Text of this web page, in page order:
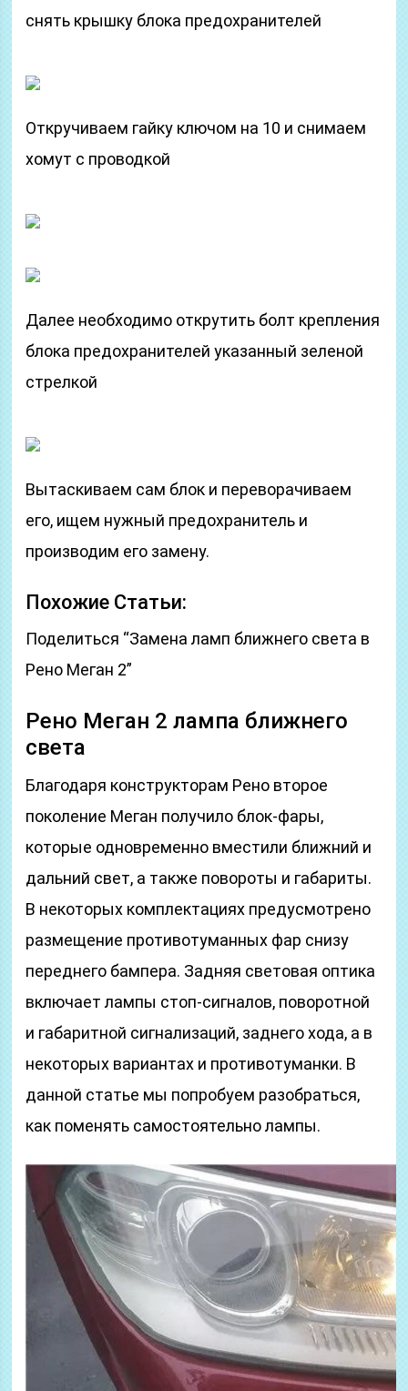
снять крышку блока предохранителей
Откручиваем гайку ключом на 10 и снимаем
хомут с проводкой
Далее необходимо открутить болт крепления
блока предохранителей указанный зеленой
стрелкой
Вытаскиваем сам блок и переворачиваем
его, ищем нужный предохранитель и
производим его замену.
Похожие Статьи:
Поделиться “Замена ламп ближнего света в
Рено Меган 2”
Рено Меган 2 лампа ближнего
света
Благодаря конструкторам Рено второе
поколение Меган получило блок-фары,
которые одновременно вместили ближний и
дальний свет, а также повороты и габариты.
В некоторых комплектациях предусмотрено
размещение противотуманных фар снизу
переднего бампера. Задняя световая оптика
включает лампы стоп-сигналов, поворотной
и габаритной сигнализаций, заднего хода, а в
некоторых вариантах и противотуманки. В
данной статье мы попробуем разобраться,
как поменять самостоятельно лампы.